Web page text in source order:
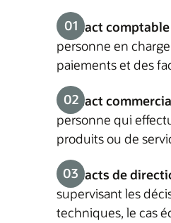
Contact
personne en
paiements et des
Contact
personne qui
produits ou de
Contacts de
supervisant les
techniques, le cas